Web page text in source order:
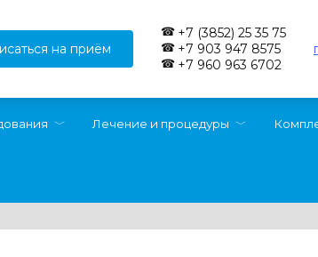
на приём
+7 (3852) 25 35 75
+7 903 947 8575
+7 960 963 6702
Лечение и процедуры